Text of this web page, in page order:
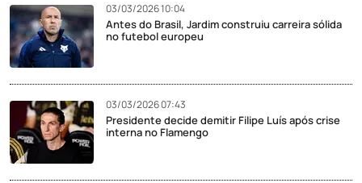
03/03/2026 10:04
Antes do Brasil, Jardim construiu carreira sólida
no futebol europeu
03/03/2026 07:43
Presidente decide demitir Filipe Luís após crise
interna no Flamengo